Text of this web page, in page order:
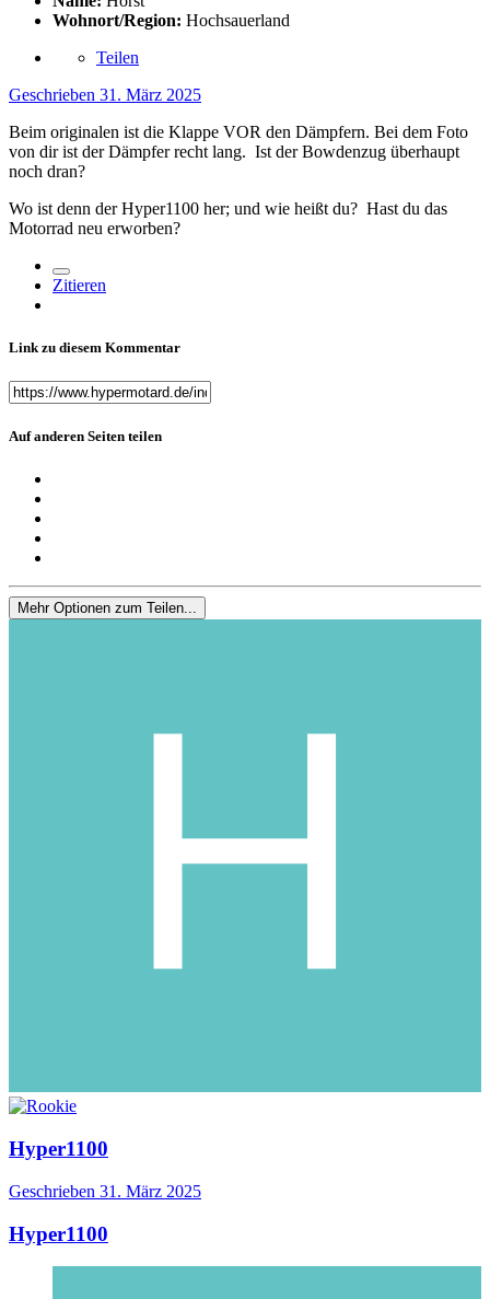
Wohnort/Region: Hochsauerland
Teilen
Geschrieben 31. März 2025
Beim originalen ist die Klappe VOR den Dämpfern. Bei dem Foto
von dir ist der Dämpfer recht lang. Ist der Bowdenzug überhaupt
noch dran?
Wo ist denn der Hyper1100 her; und wie heißt du? Hast du das
Motorrad neu erworben?
Zitieren
Link zu diesem Kommentar
Auf anderen Seiten teilen
Mehr Optionen zum Teilen...
Hyper1100
Geschrieben 31. März 2025
Hyper1100